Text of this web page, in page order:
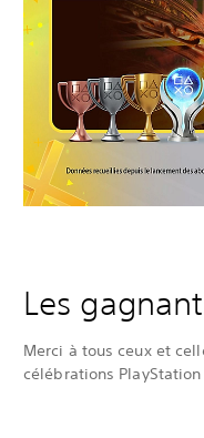
Les
Merci à tous ceux et
célébrations PlayStation